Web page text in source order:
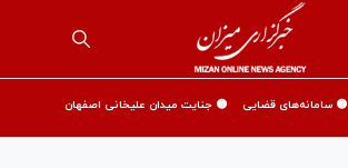
🟡 سامانه‌های قضایی 🟡 جنایت میدان علیخانی اصفهان